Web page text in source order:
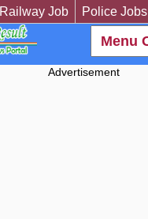
Railway Job Police Jobs
Advertisement